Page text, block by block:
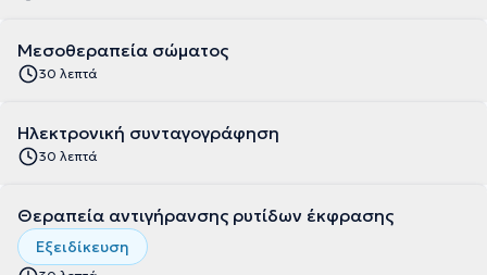
Μεσοθεραπεία σώματος
30 λεπτά
Ηλεκτρονική συνταγογράφηση
30 λεπτά
Θεραπεία αντιγήρανσης ρυτίδων έκφρασης
Εξειδίκευση